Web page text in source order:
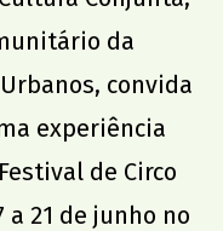
da
convida
experiência
de Circo
a 21 de junho no